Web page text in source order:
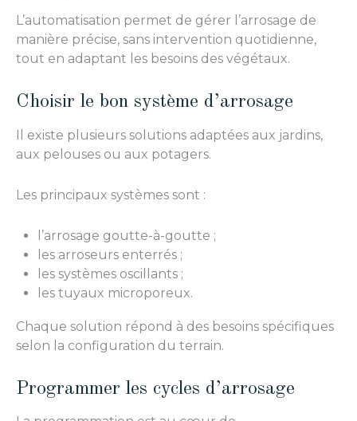
L’automatisation permet de gérer l’arrosage de
manière précise, sans intervention quotidienne,
tout en adaptant les besoins des végétaux.
Choisir le bon système d’arrosage
Il existe plusieurs solutions adaptées aux jardins,
aux pelouses ou aux potagers.
Les principaux systèmes sont :
l’arrosage goutte-à-goutte ;
les arroseurs enterrés ;
les systèmes oscillants ;
les tuyaux microporeux.
Chaque solution répond à des besoins spécifiques
selon la configuration du terrain.
Programmer les cycles d’arrosage